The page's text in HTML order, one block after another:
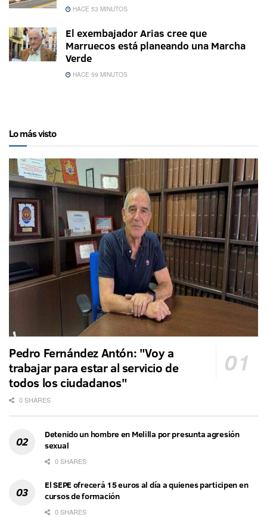
HACE 53 MINUTOS
El exembajador Arias cree que
Marruecos está planeando una Marcha
Verde
HACE 59 MINUTOS
Lo más visto
Pedro Fernández Antón: "Voy a
trabajar para estar al servicio de
todos los ciudadanos"
0 SHARES
Detenido un hombre en Melilla por presunta agresión
sexual
0 SHARES
El SEPE ofrecerá 15 euros al día a quienes participen en
cursos de formación
0 SHARES